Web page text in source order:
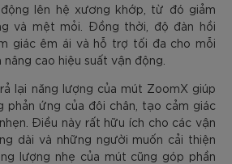
lên hệ xương khớp, từ đó giảm
và mệt mỏi. Đồng thời, độ đàn hồi
giác êm ái và hỗ trợ tối đa cho mỗi
cao hiệu suất vận động.
lại năng lượng của mút ZoomX giúp
phản ứng của đôi chân, tạo cảm giác
Điều này rất hữu ích cho các vận
dài và những người muốn cải thiện
lượng nhẹ của mút cũng góp phần